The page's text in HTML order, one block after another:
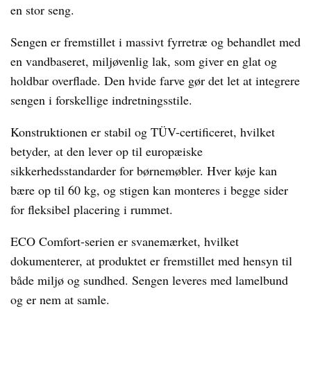
en stor seng.
Sengen er fremstillet i massivt fyrretræ og behandlet med
en vandbaseret, miljøvenlig lak, som giver en glat og
holdbar overflade. Den hvide farve gør det let at integrere
sengen i forskellige indretningsstile.
Konstruktionen er stabil og TÜV-certificeret, hvilket
betyder, at den lever op til europæiske
sikkerhedsstandarder for børnemøbler. Hver køje kan
bære op til 60 kg, og stigen kan monteres i begge sider
for fleksibel placering i rummet.
ECO Comfort-serien er svanemærket, hvilket
dokumenterer, at produktet er fremstillet med hensyn til
både miljø og sundhed. Sengen leveres med lamelbund
og er nem at samle.